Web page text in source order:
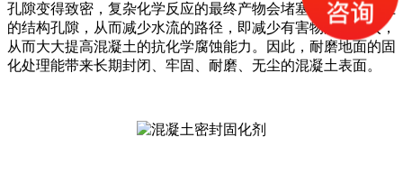
孔隙变得致密，复杂化学反应的最终产物会堵塞和封闭混凝土
的结构孔隙，从而减少水流的路径，即减少有害物质的侵入，
从而大大提高混凝土的抗化学腐蚀能力。因此，耐磨地面的固
化处理能带来长期封闭、牢固、耐磨、无尘的混凝土表面。